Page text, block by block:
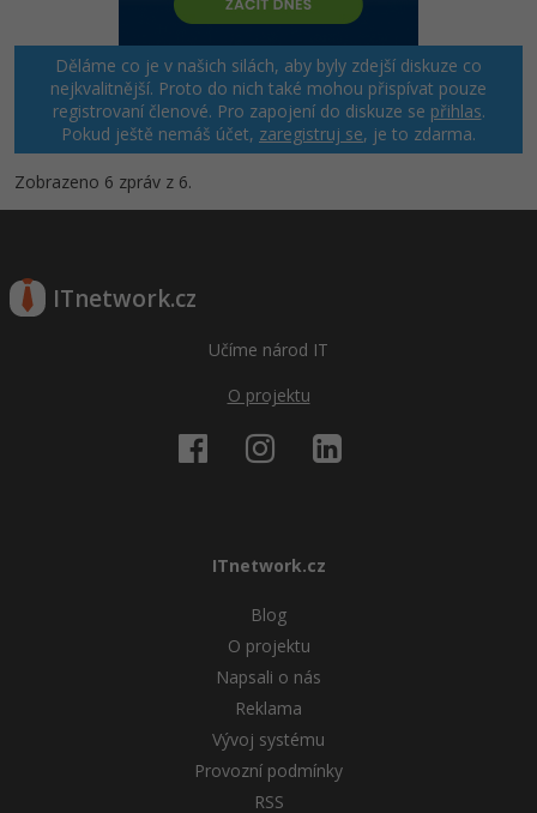
Děláme co je v našich silách, aby byly zdejší diskuze co
nejkvalitnější. Proto do nich také mohou přispívat pouze
registrovaní členové. Pro zapojení do diskuze se přihlas.
Pokud ještě nemáš účet, zaregistruj se, je to zdarma.
Zobrazeno 6 zpráv z 6.
ITnetwork.cz
Učíme národ IT
O projektu
ITnetwork.cz
Blog
O projektu
Napsali o nás
Reklama
Vývoj systému
Provozní podmínky
RSS